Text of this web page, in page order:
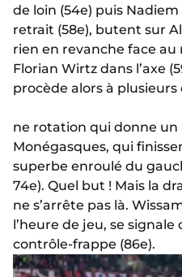
de loin (54e) puis
retrait (58e), butent sur
rien en revanche face au
Florian Wirtz dans l’axe
procède alors à
ne rotation qui donne un
Monégasques, qui
superbe enroulé du
74e). Quel but ! Mais la
ne s’arrête pas là.
l’heure de jeu, se
contrôle-frappe (86e).